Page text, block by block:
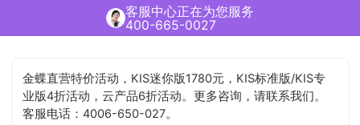
客服中心正在为您服务
400-665-0027
金蝶直营特价活动，KIS迷你版1780元，KIS标准版/KIS专
业版4折活动，云产品6折活动。更多咨询，请联系我们。
客服电话：4006-650-027。